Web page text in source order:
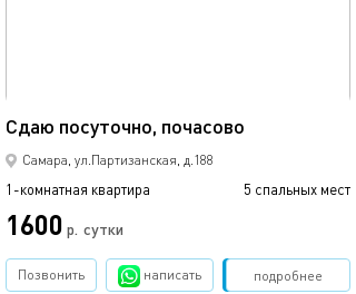
Сдаю посуточно, почасово
Самара, ул.Партизанская, д.188
1-комнатная квартира 5 спальных мест
1600 р. сутки
подробнее
Позвонить написать Забронировать